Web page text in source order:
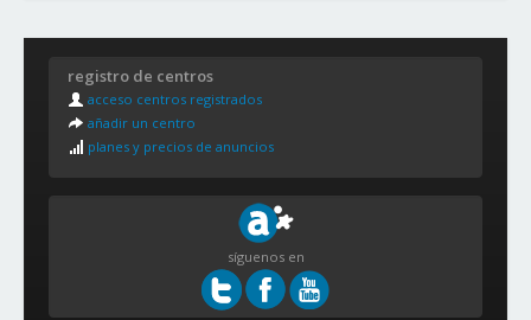
1. ALBAICÍN
2. BEIRO
Joaquina Eguaras, La Cruz, Pajaritos, Plaza de Toros-
Doctores-San Lázaro y San Francisco Javier y San Ildefonso.
Centro-Sagrario y Realejo-San Matías.
Angustias-Chana-Encina, Bobadilla y Cerrillo de Maracena.
registro de centros
acceso centros registrados
añadir un centro
planes y precios de anuncios
síguenos en